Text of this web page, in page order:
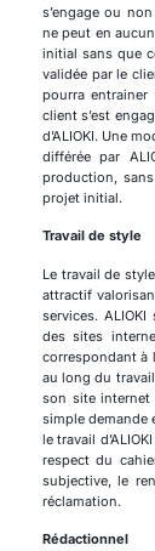
s’engage ou
ne peut en
initial sans que
validée par le
pourra
client s’est
d’ALIOKI. Une
différée par
production,
projet initial.
Travail de style
Le travail de
attractif
services.
des sites
correspondant à
au long du
son site internet
simple demande
le travail
respect du
subjective, le
réclamation.
Rédactionnel